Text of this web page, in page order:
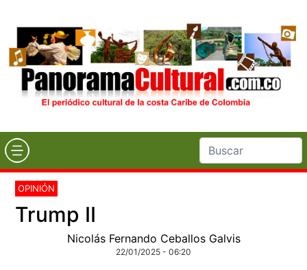
OPINIÓN
Trump II
Nicolás Fernando Ceballos Galvis
22/01/2025 - 06:20